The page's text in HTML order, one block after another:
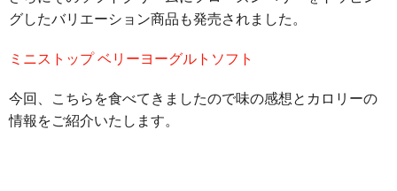
グしたバリエーション商品も発売されました。
ミニストップ ベリーヨーグルトソフト
今回、こちらを食べてきましたので味の感想とカロリーの
情報をご紹介いたします。